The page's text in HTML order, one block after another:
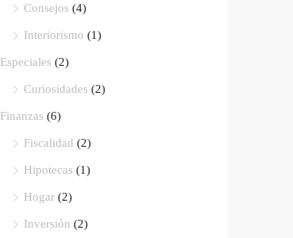
Consejos (4)
Interiorismo (1)
Especiales (2)
Curiosidades (2)
Finanzas (6)
Fiscalidad (2)
Hipotecas (1)
Hogar (2)
Inversión (2)